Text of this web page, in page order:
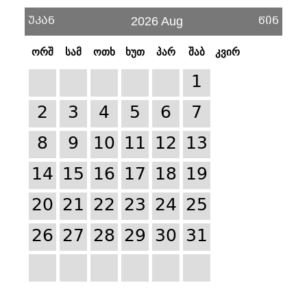
უკან 2026 Aug წინ
ორშ სამ ოთხ ხუთ პარ შაბ კვირ
1
2
3 4 5 6
7
8
9 10 11 12 13
14 15 16 17 18 19
20 21 22 23 24 25
26 27 28 29 30 31